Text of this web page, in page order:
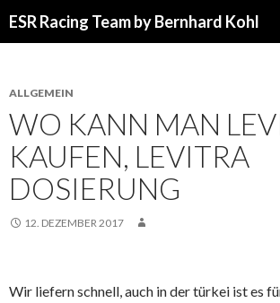
ESR Racing Team by Bernhard Kohl
ALLGEMEIN
WO KANN MAN
KAUFEN, LEVITRA
DOSIERUNG
12. DEZEMBER 2017
Wir liefern schnell, auch in der türkei ist es